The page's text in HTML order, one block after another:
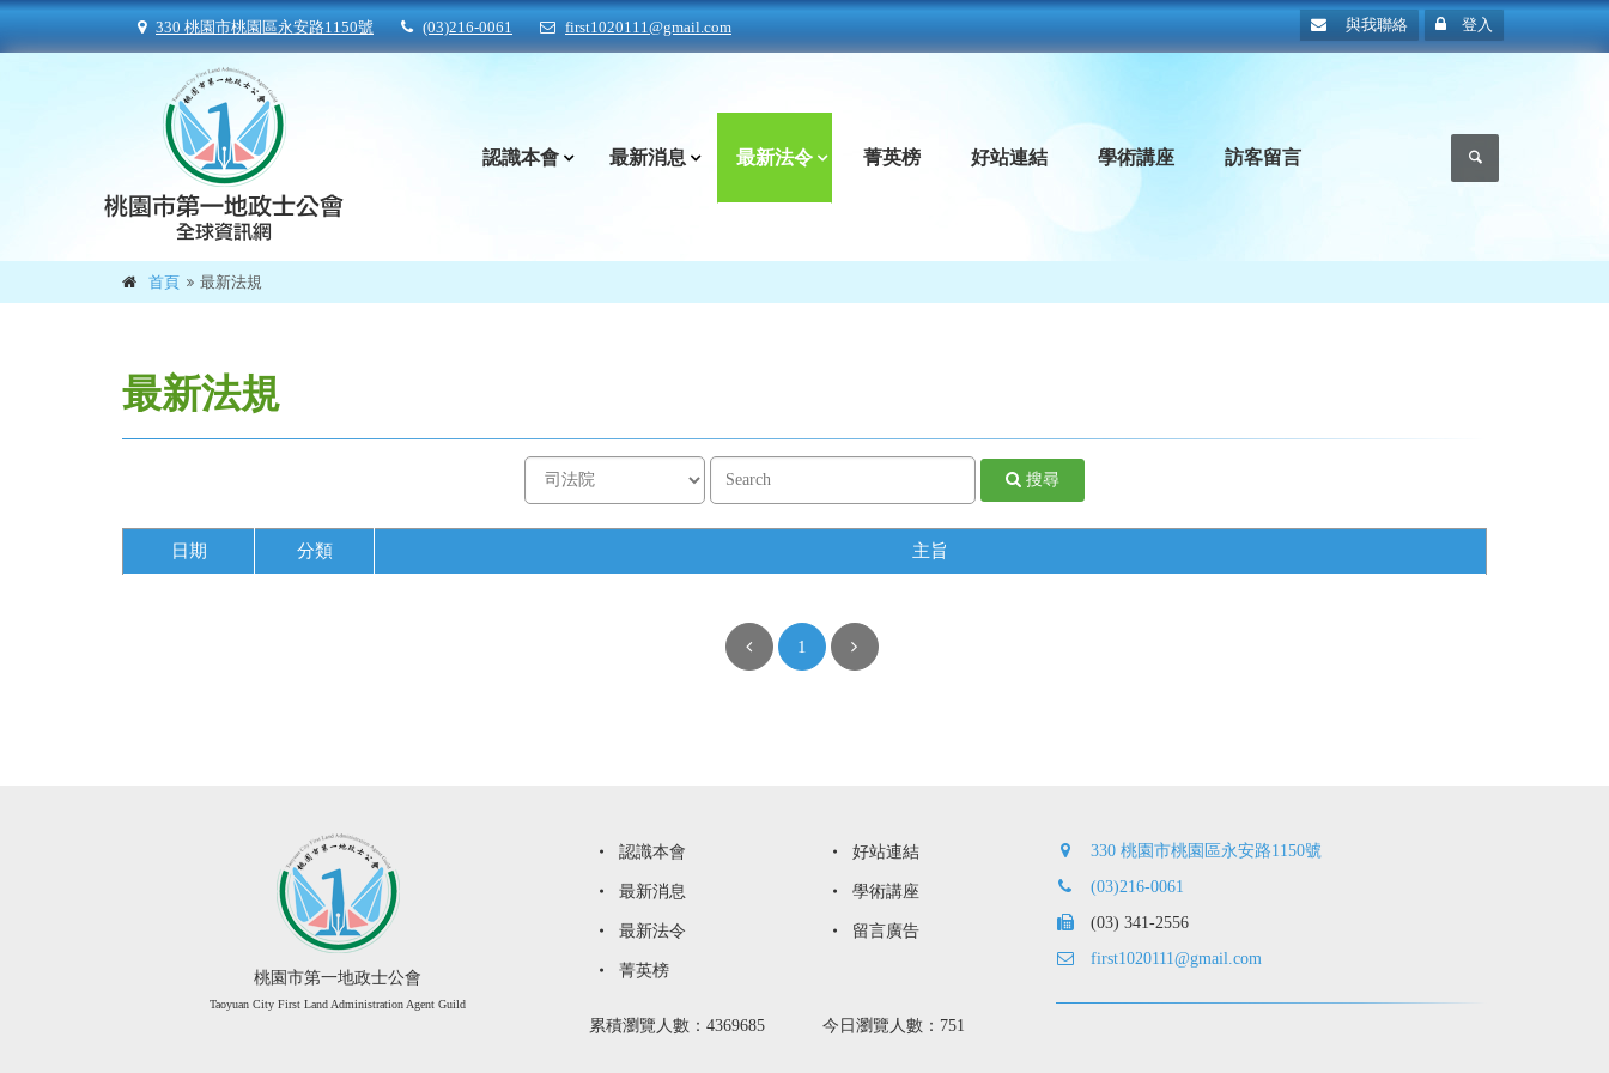
330 桃園市桃園區永安路1150號 (03)216-0061 first1020111@gmail.com 與我聯絡 登入
認識本會 最新消息 最新法令 菁英榜 好站連結 學術講座 訪客留言
首頁 最新法規
最新法規
搜尋
日期 分類 主旨
1
桃園市第一地政士公會
Taoyuan City First Land Administration Agent Guild
認識本會
最新消息
最新法令
菁英榜
好站連結
學術講座
留言廣告
累積瀏覽人數：4369685 今日瀏覽人數：751
330 桃園市桃園區永安路1150號
(03)216-0061
(03) 341-2556
first1020111@gmail.com